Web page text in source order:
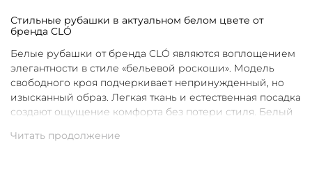
Стильные рубашки в актуальном белом цвете от
бренда CLÓ
Белые рубашки от бренда CLÓ являются воплощением
элегантности в стиле «бельевой роскоши». Модель
свободного кроя подчеркивает непринужденный, но
изысканный образ. Легкая ткань и естественная посадка
создают ощущение комфорта без потери стиля. Белый
чистоты и универсальности. Такая рубашка легко